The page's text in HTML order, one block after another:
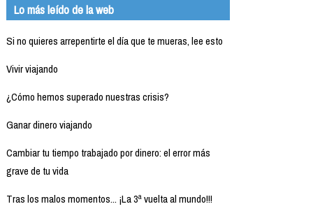
Lo más leído de la web
Si no quieres arrepentirte el día que te mueras, lee esto
Vivir viajando
¿Cómo hemos superado nuestras crisis?
Ganar dinero viajando
Cambiar tu tiempo trabajado por dinero: el error más
grave de tu vida
Tras los malos momentos... ¡La 3ª vuelta al mundo!!!